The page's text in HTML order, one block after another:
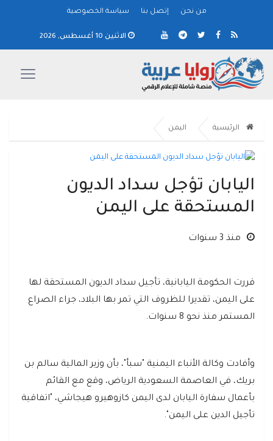
من نحن إتصل بنا سياسة الخصوصية
الاثنين 10 أغسطس, 2026
الرئيسية اليمن
اليابان تؤجل سداد الديون
المستحقة على اليمن
منذ 3 سنوات
قررت الحكومة اليابانية، تأجيل سداد الديون المستحقة لها
على اليمن، تقديرا للظروف التي تمر بها البلاد، جراء الصراع
المستمر منذ نحو 8 سنوات.
وأفادت وكالة الأنباء اليمنية "سبأ"، بأن وزير المالية سالم بن
بريك، في العاصمة السعودية الرياض، وقع مع القائم
بأعمال سفارة اليابان لدى اليمن كازوهيرو هيجاشي، "اتفاقية
تأجيل الدين على اليمن".